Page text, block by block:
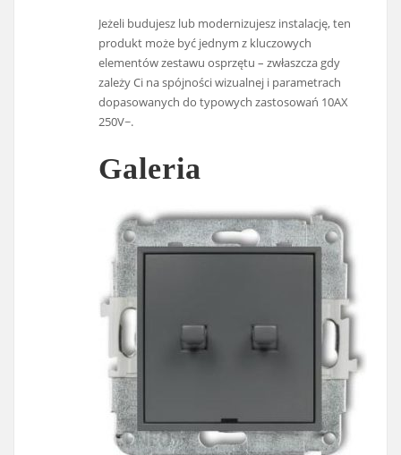
Jeżeli budujesz lub modernizujesz instalację, ten
produkt może być jednym z kluczowych
elementów zestawu osprzętu – zwłaszcza gdy
zależy Ci na spójności wizualnej i parametrach
dopasowanych do typowych zastosowań 10AX
250V~.
Galeria